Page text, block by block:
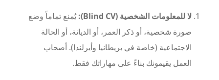
لا للمعلومات الشخصية (Blind CV):
يُمنع تماماً وضع
صورة شخصية، أو ذكر العمر، أو الديانة، أو الحالة
الاجتماعية (خاصة في بريطانيا وأيرلندا). أصحاب
العمل يقيمونك بناءً على مهاراتك فقط.